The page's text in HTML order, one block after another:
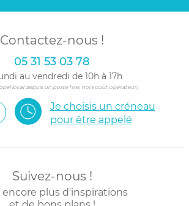
Contactez-nous !
05 31 53 03 78
au vendredi de 10h à 17h
local depuis un poste fixe, hors coût opérateur)
Je choisis un créneau
pour être appelé
Suivez-nous !
encore plus d'inspirations